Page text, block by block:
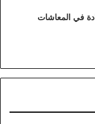
في المعاشات